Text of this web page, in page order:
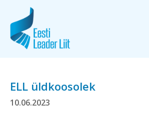
ELL üldkoosolek
10.06.2023